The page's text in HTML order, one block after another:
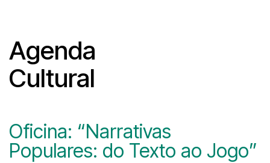
Agenda
Cultural
Oficina: “Narrativas
Populares: do Texto ao Jogo”